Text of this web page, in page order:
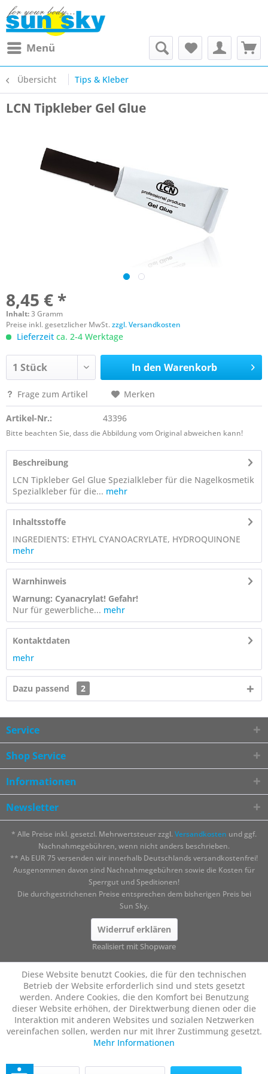
Menü
Übersicht Tips & Kleber
LCN Tipkleber Gel Glue
8,45 € *
Inhalt:3 Gramm
Preise inkl. gesetzlicher MwSt.zzgl. Versandkosten
Lieferzeit ca. 2-4 Werktage
In den Warenkorb
Frage zum Artikel Merken
Artikel-Nr.: 43396
Bitte beachten Sie, dass die Abbildung vom Original abweichen kann!
Beschreibung
LCN Tipkleber Gel Glue Spezialkleber für die Nagelkosmetik
Spezialkleber für die... mehr
Inhaltsstoffe
INGREDIENTS: ETHYL CYANOACRYLATE, HYDROQUINONE
mehr
Warnhinweis
Warnung: Cyanacrylat! Gefahr!
Nur für gewerbliche... mehr
Kontaktdaten
mehr
Dazu passend 2
Service
Shop Service
Informationen
Newsletter
* Alle Preise inkl. gesetzl. Mehrwertsteuer zzgl. Versandkosten und ggf.
Nachnahmegebühren, wenn nicht anders beschrieben.
** Ab EUR 75 versenden wir innerhalb Deutschlands versandkostenfrei!
Ausgenommen davon sind Nachnahmegebühren sowie die Kosten für
Sperrgut und Speditionen!
Die durchgestrichenen Preise entsprechen dem bisherigen Preis bei
Sun Sky.
Widerruf erklären
Realisiert mit Shopware
Diese Website benutzt Cookies, die für den technischen
Betrieb der Website erforderlich sind und stets gesetzt
werden. Andere Cookies, die den Komfort bei Benutzung
dieser Website erhöhen, der Direktwerbung dienen oder die
Interaktion mit anderen Websites und sozialen Netzwerken
vereinfachen sollen, werden nur mit Ihrer Zustimmung gesetzt.
Mehr Informationen